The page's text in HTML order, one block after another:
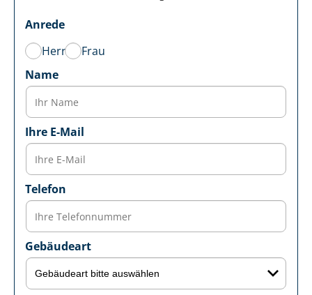
Anrede
Herr
Frau
Name
Ihre E-Mail
Telefon
Gebäudeart